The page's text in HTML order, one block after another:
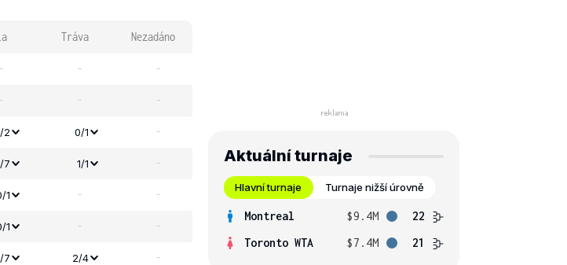
Tráva Nezadáno
- - -
- - -
2 0/1 -
7 1/1 -
1 - -
1 - -
7 2/4 -
Aktuální turnaje
Hlavní turnaje Turnaje nižší úrovně
Montreal $9.4M
22
Toronto WTA
$7.4M 21